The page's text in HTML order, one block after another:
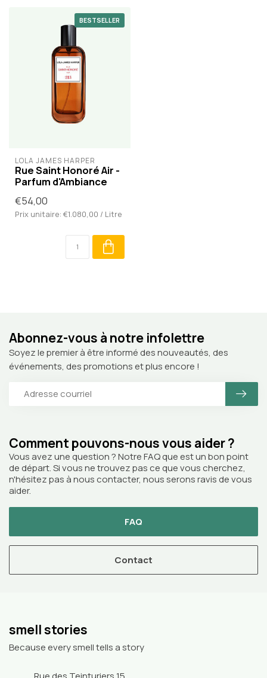
BESTSELLER
LOLA JAMES HARPER
Rue Saint Honoré Air -
Parfum d'Ambiance
€54,00
Prix unitaire: €1.080,00 / Litre
Comment pouvons-nous vous aider ?
Vous avez une question ? Notre FAQ que est un bon point
de départ. Si vous ne trouvez pas ce que vous cherchez,
n'hésitez pas à nous contacter, nous serons ravis de vous
aider.
FAQ
Contact
Abonnez-vous à notre infolettre
Soyez le premier à être informé des nouveautés, des
événements, des promotions et plus encore !
smell stories
Because every smell tells a story